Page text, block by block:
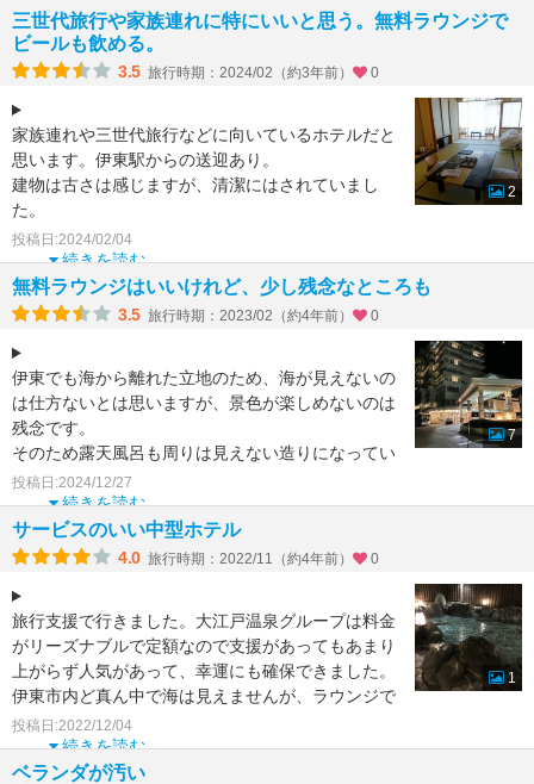
三世代旅行や家族連れに特にいいと思う。無料ラウンジで
ビールも飲める。
3.5 旅行時期：2024/02（約3年前） 0
家族連れや三世代旅行などに向いているホテルだと
思います。伊東駅からの送迎あり。
建物は古さは感じますが、清潔にはされていまし
た。
選べる浴衣、無料ラウンジ（お茶やビール、アイス
が頂ける。漫画、マッ
続きを読む
投稿日:2024/02/04
2
無料ラウンジはいいけれど、少し残念なところも
3.5 旅行時期：2023/02（約4年前） 0
伊東でも海から離れた立地のため、海が見えないの
は仕方ないとは思いますが、景色が楽しめないのは
残念です。
そのため露天風呂も周りは見えない造りになってい
てこれまた残念。
食事は海の幸を期待しましたが
続きを読む
投稿日:2024/12/27
7
サービスのいい中型ホテル
4.0 旅行時期：2022/11（約4年前） 0
旅行支援で行きました。大江戸温泉グループは料金
がリーズナブルで定額なので支援があってもあまり
上がらず人気があって、幸運にも確保できました。
伊東市内ど真ん中で海は見えませんが、ラウンジで
ビールがフリーだ
続きを読む
投稿日:2022/12/04
1
ベランダが汚い